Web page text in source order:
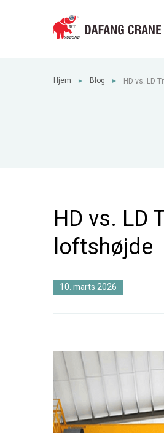
Hjem ► Blog ► HD vs. LD
HD vs. LD
loftshøjde
10. marts 2026